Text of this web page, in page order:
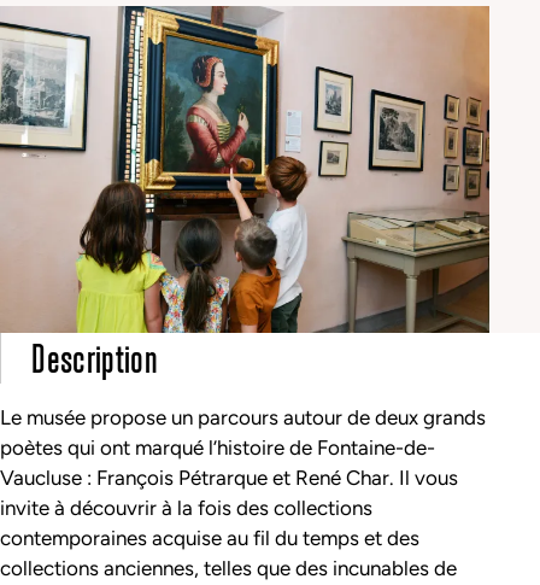
Description
Le musée propose un parcours autour de deux grands
poètes qui ont marqué l’histoire de Fontaine-de-
Vaucluse : François Pétrarque et René Char. Il vous
invite à découvrir à la fois des collections
contemporaines acquise au fil du temps et des
collections anciennes, telles que des incunables de